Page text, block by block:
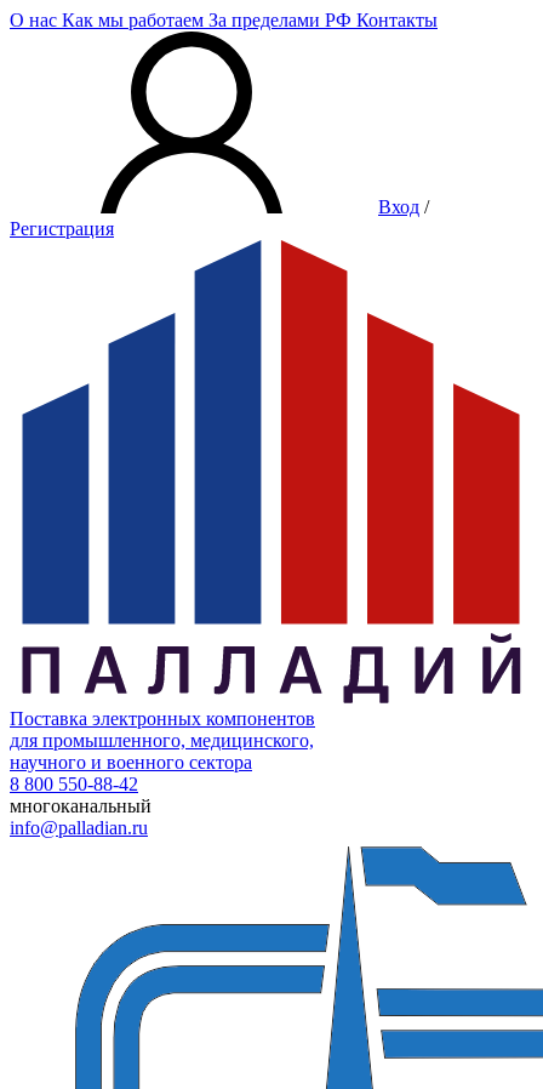
О нас Как мы работаем За пределами РФ Контакты
Вход /
Регистрация
Поставка электронных компонентов
для промышленного, медицинского,
научного и военного сектора
8 800 550-88-42
многоканальный
info@palladian.ru